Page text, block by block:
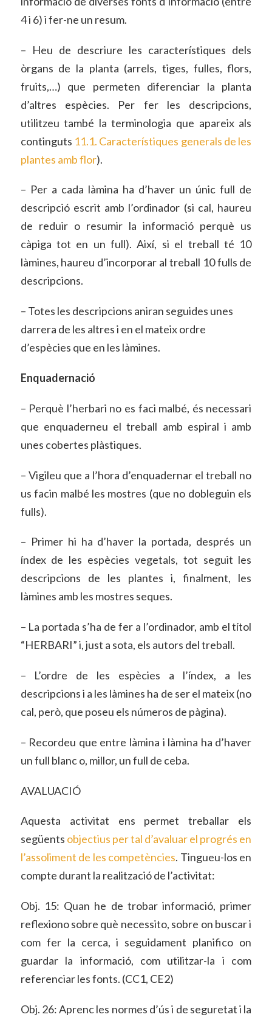
4 i 6) i fer-ne un resum.
– Heu de descriure les característiques dels
òrgans de la planta (arrels, tiges, fulles, flors,
fruits,…) que permeten diferenciar la planta
d’altres espècies. Per fer les descripcions,
utilitzeu també la terminologia que apareix als
continguts 11.1. Característiques generals de les
plantes amb flor).
– Per a cada làmina ha d’haver un únic full de
descripció escrit amb l’ordinador (si cal, haureu
de reduir o resumir la informació perquè us
càpiga tot en un full). Així, si el treball té 10
làmines, haureu d’incorporar al treball 10 fulls de
descripcions.
– Totes les descripcions aniran seguides unes
darrera de les altres i en el mateix ordre
d’espècies que en les làmines.
Enquadernació
– Perquè l’herbari no es faci malbé, és necessari
que enquaderneu el treball amb espiral i amb
unes cobertes plàstiques.
– Vigileu que a l’hora d’enquadernar el treball no
us facin malbé les mostres (que no dobleguin els
fulls).
– Primer hi ha d’haver la portada, després un
índex de les espècies vegetals, tot seguit les
descripcions de les plantes i, finalment, les
làmines amb les mostres seques.
– La portada s’ha de fer a l’ordinador, amb el títol
“HERBARI” i, just a sota, els autors del treball.
– L’ordre de les espècies a l’índex, a les
descripcions i a les làmines ha de ser el mateix (no
cal, però, que poseu els números de pàgina).
– Recordeu que entre làmina i làmina ha d’haver
un full blanc o, millor, un full de ceba.
AVALUACIÓ
Aquesta activitat ens permet treballar els
següents objectius per tal d’avaluar el progrés en
l’assoliment de les competències. Tingueu-los en
compte durant la realització de l’activitat:
Obj. 15: Quan he de trobar informació, primer
reflexiono sobre què necessito, sobre on buscar i
com fer la cerca, i seguidament planifico on
guardar la informació, com utilitzar-la i com
referenciar les fonts. (CC1, CE2)
Obj. 26: Aprenc les normes d’ús i de seguretat i la